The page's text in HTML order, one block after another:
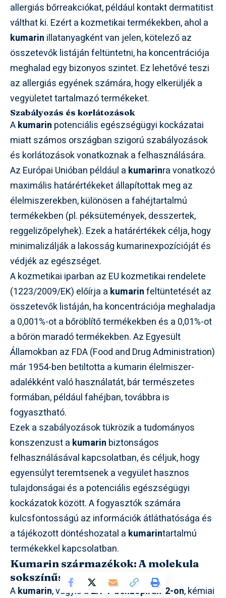
allergiás bőrreakciókat, például kontakt dermatitist
válthat ki. Ezért a kozmetikai termékekben, ahol a
kumarin illatanyagként van jelen, kötelező az
összetevők listáján feltüntetni, ha koncentrációja
meghalad egy bizonyos szintet. Ez lehetővé teszi
az allergiás egyének számára, hogy elkerüljék a
vegyületet tartalmazó termékeket.
Szabályozás és korlátozások
Akumarin potenciális egészségügyi kockázatai
miatt számos országban szigorú szabályozások
és korlátozások vonatkoznak a felhasználására.
Az Európai Unióban például a kumarinra vonatkozó
maximális határértékeket állapítottak meg az
élelmiszerekben, különösen a fahéjtartalmú
termékekben (pl. péksütemények, desszertek,
reggelizőpelyhek). Ezek a határértékek célja, hogy
minimalizálják a lakosság kumarinexpozícióját és
védjék az egészséget.
A kozmetikai iparban az EU kozmetikai rendelete
(1223/2009/EK) előírja a kumarinfeltüntetését az
összetevők listáján, ha koncentrációja meghaladja
a 0,001%-ot a bőröblítő termékekben és a 0,01%-ot
a bőrön maradó termékekben. Az Egyesült
Államokban az FDA (Food and Drug Administration)
már 1954-ben betiltotta a kumarin élelmiszer-
adalékként való használatát, bár természetes
formában, például fahéjban, továbbra is
fogyasztható.
Ezek a szabályozások tükrözik a tudományos
konszenzust a kumarin biztonságos
felhasználásával kapcsolatban, és céljuk, hogy
egyensúlyt teremtsenek a vegyület hasznos
tulajdonságai és a potenciális egészségügyi
kockázatok között. A fogyasztók számára
kulcsfontosságú az információk átláthatósága és
a tájékozott döntéshozatal a kumarintartalmú
termékekkel kapcsolatban.
Kumarin származékok: A molekula
sokszínűsége
Akumarin, vagyis a2H-1-benzopirán-2-on, kémiai